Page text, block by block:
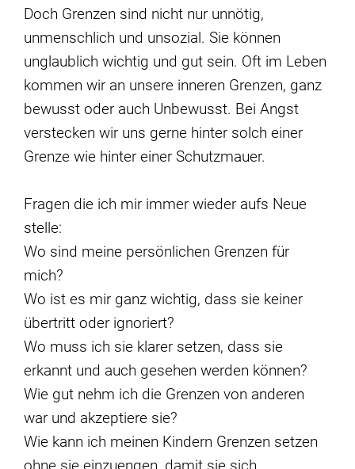
Doch Grenzen sind nicht nur unnötig,
unmenschlich und unsozial. Sie können
unglaublich wichtig und gut sein. Oft im Leben
kommen wir an unsere inneren Grenzen, ganz
bewusst oder auch Unbewusst. Bei Angst
verstecken wir uns gerne hinter solch einer
Grenze wie hinter einer Schutzmauer.
Fragen die ich mir immer wieder aufs Neue
stelle:
Wo sind meine persönlichen Grenzen für
mich?
Wo ist es mir ganz wichtig, dass sie keiner
übertritt oder ignoriert?
Wo muss ich sie klarer setzen, dass sie
erkannt und auch gesehen werden können?
Wie gut nehm ich die Grenzen von anderen
war und akzeptiere sie?
Wie kann ich meinen Kindern Grenzen setzen